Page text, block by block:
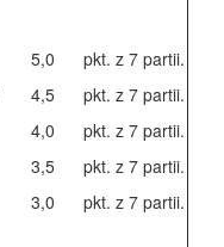
5,0
pkt. z 7 partii.
4,5
pkt. z 7 partii.
4,0
pkt. z 7 partii.
3,5
pkt. z 7 partii.
3,0 pkt. z 7 partii.